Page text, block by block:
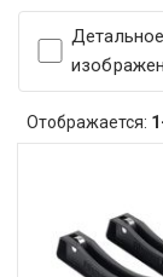
Детальное
Отображается: